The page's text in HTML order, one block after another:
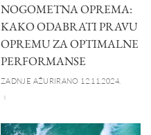
NOGOMETNA OPREMA:
KAKO ODABRATI PRAVU
OPREMU ZA OPTIMALNE
PERFORMANSE
ZADNJE AŽURIRANO 12.11.2024.